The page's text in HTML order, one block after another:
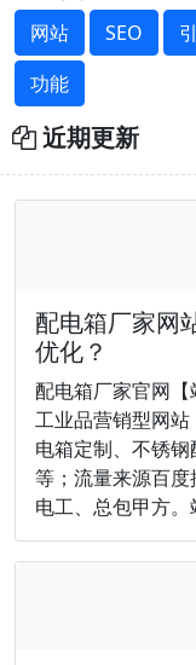
网站
SEO
功能
近期更新
配电箱厂家网
优化？
配电箱厂家官网
工业品营销型网
电箱定制、不锈
等；流量来源百度
电工、总包甲方